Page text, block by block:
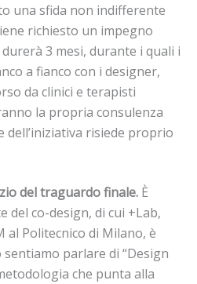
una sfida non indifferente
richiesto un impegno
3 mesi, durante i quali i
a fianco con i designer,
da clinici e terapisti
la propria consulenza
dell’iniziativa risiede proprio
del traguardo finale. È
del co-design, di cui +Lab,
al Politecnico di Milano, è
parlare di “Design
che punta alla